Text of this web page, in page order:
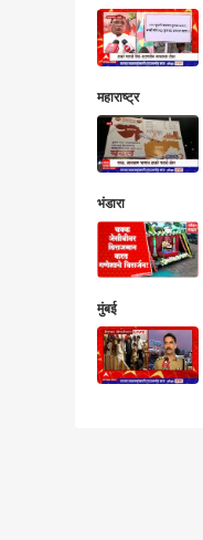
महाराष्ट्र
भंडारा
मुंबई